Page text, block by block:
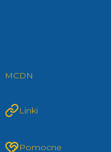
MCDN
Linki
Pomocne